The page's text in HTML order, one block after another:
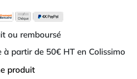
ou remboursé
à partir de 50€ HT en Colissimo
produit